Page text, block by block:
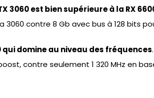
3060 est bien supérieure à la RX
3060 contre 8 Gb avec bus à 128 bits
qui domine au niveau des fréquences
contre seulement 1 320 MHz en